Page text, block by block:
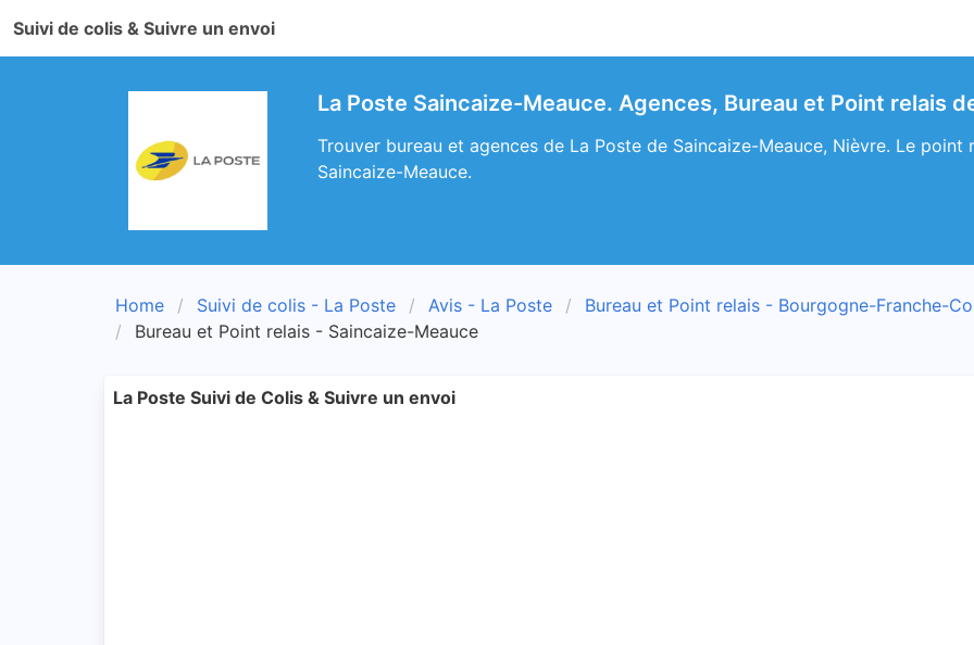
Suivi de colis & Suivre un envoi
La Poste Saincaize-Meauce. Agences, Bureau et Point relais
Trouver bureau et agences de La Poste de Saincaize-Meauce, Nièvre. Le
Saincaize-Meauce.
Home Suivi de colis - La Poste Avis - La Poste
Bureau et Point relais - Bourgogne-Franche-
Bureau et Point relais - Saincaize-Meauce
La Poste Suivi de Colis & Suivre un envoi